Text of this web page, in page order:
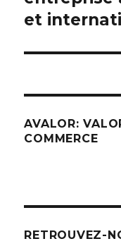
et
AVALOR:
COMMERCE
RETROUVEZ-